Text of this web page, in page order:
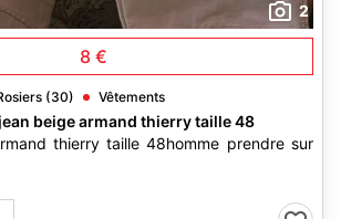
2
8 €
(30) Vêtements
beige armand thierry taille 48
thierry taille 48homme prendre sur